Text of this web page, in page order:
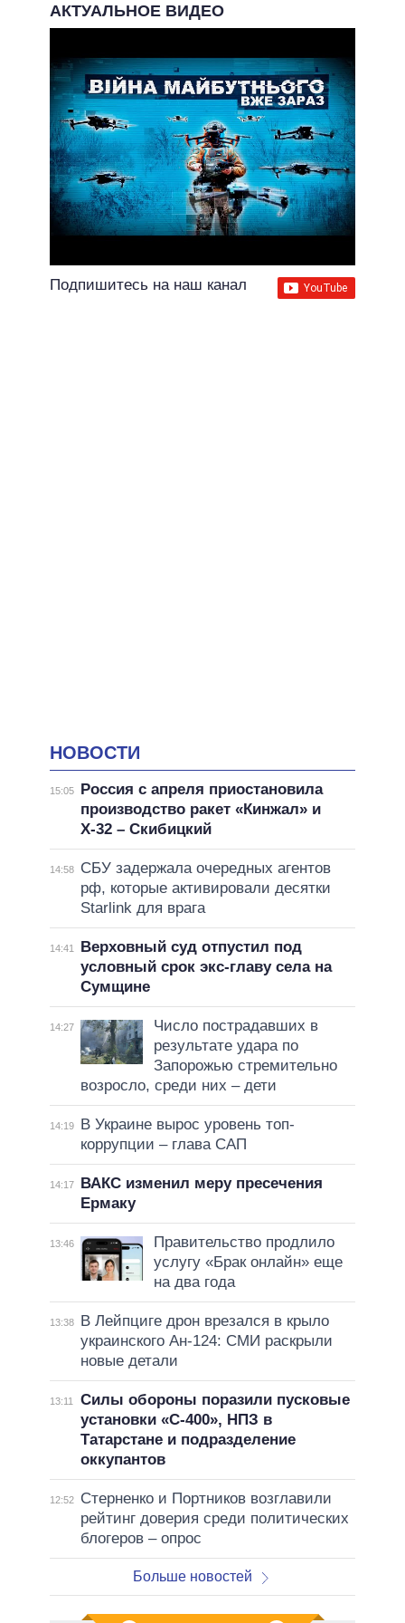
АКТУАЛЬНОЕ ВИДЕО
Подпишитесь на наш канал
НОВОСТИ
15:05
Россия с апреля приостановила
производство ракет «Кинжал» и
Х-32 – Скибицкий
14:58
СБУ задержала очередных агентов
рф, которые активировали десятки
Starlink для врага
14:41
Верховный суд отпустил под
условный срок экс-главу села на
Сумщине
14:27
Число пострадавших в
результате удара по
Запорожью стремительно
возросло, среди них – дети
14:19
В Украине вырос уровень топ-
коррупции – глава САП
14:17
ВАКС изменил меру пресечения
Ермаку
13:46
Правительство продлило
услугу «Брак онлайн» еще
на два года
13:38
В Лейпциге дрон врезался в крыло
украинского Ан-124: СМИ раскрыли
новые детали
13:11
Силы обороны поразили пусковые
установки «С-400», НПЗ в
Татарстане и подразделение
оккупантов
12:52
Стерненко и Портников возглавили
рейтинг доверия среди политических
блогеров – опрос
Больше новостей